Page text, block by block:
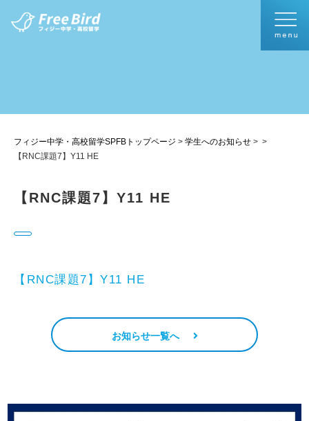
フィジー中学・高校留学SPFBトップページ > 学生へのお知らせ > >
【RNC課題7】Y11 HE
【RNC課題7】Y11 HE
【RNC課題7】Y11 HE
お知らせ一覧へ